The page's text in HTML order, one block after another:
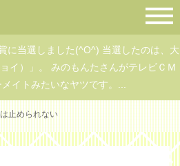
に当選しました(^O^) 当選したのは、大
イ）」。 みのもんたさんがテレビＣＭ
イトみたいなヤツです。...
止められない